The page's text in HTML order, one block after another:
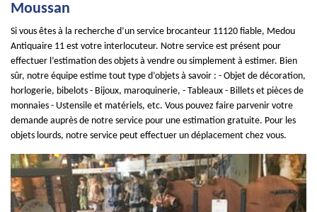
Moussan
Si vous êtes à la recherche d’un service brocanteur 11120 fiable, Medou
Antiquaire 11 est votre interlocuteur. Notre service est présent pour
effectuer l’estimation des objets à vendre ou simplement à estimer. Bien
sûr, notre équipe estime tout type d’objets à savoir : - Objet de décoration,
horlogerie, bibelots - Bijoux, maroquinerie, - Tableaux - Billets et pièces de
monnaies - Ustensile et matériels, etc. Vous pouvez faire parvenir votre
demande auprès de notre service pour une estimation gratuite. Pour les
objets lourds, notre service peut effectuer un déplacement chez vous.